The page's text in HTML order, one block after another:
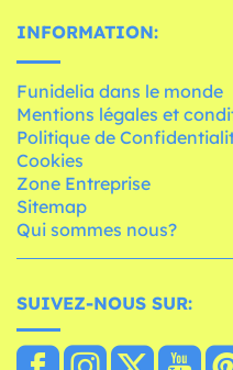
INFORMATION:
Funidelia dans le monde
Mentions légales et
Politique de
Cookies
Zone Entreprise
Sitemap
Qui sommes nous?
SUIVEZ-NOUS SUR: